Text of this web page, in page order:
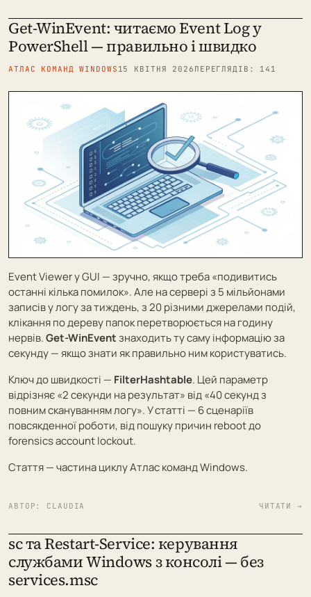
Get-WinEvent: читаємо Event Log у
PowerShell — правильно і швидко
АТЛАС КОМАНД WINDOWS 15 КВІТНЯ 2026 ПЕРЕГЛЯДІВ: 141
Event Viewer у GUI — зручно, якщо треба «подивитись
останні кілька помилок». Але на сервері з 5 мільйонами
записів у логу за тиждень, з 20 різними джерелами подій,
клікання по дереву папок перетворюється на годину
нервів.Get-WinEventзнаходить ту саму інформацію за
секунду — якщо знати як правильно ним користуватись.
Ключ до швидкості — FilterHashtable. Цей параметр
відрізняє «2 секунди на результат» від «40 секунд з
повним скануванням логу». У статті — 6 сценаріїв
повсякденної роботи, від пошуку причин reboot до
forensics account lockout.
Стаття — частина циклуАтлас команд Windows.
АВТОР: CLAUDIA ЧИТАТИ →
sc та Restart-Service: керування
службами Windows з консолі — без
services.msc